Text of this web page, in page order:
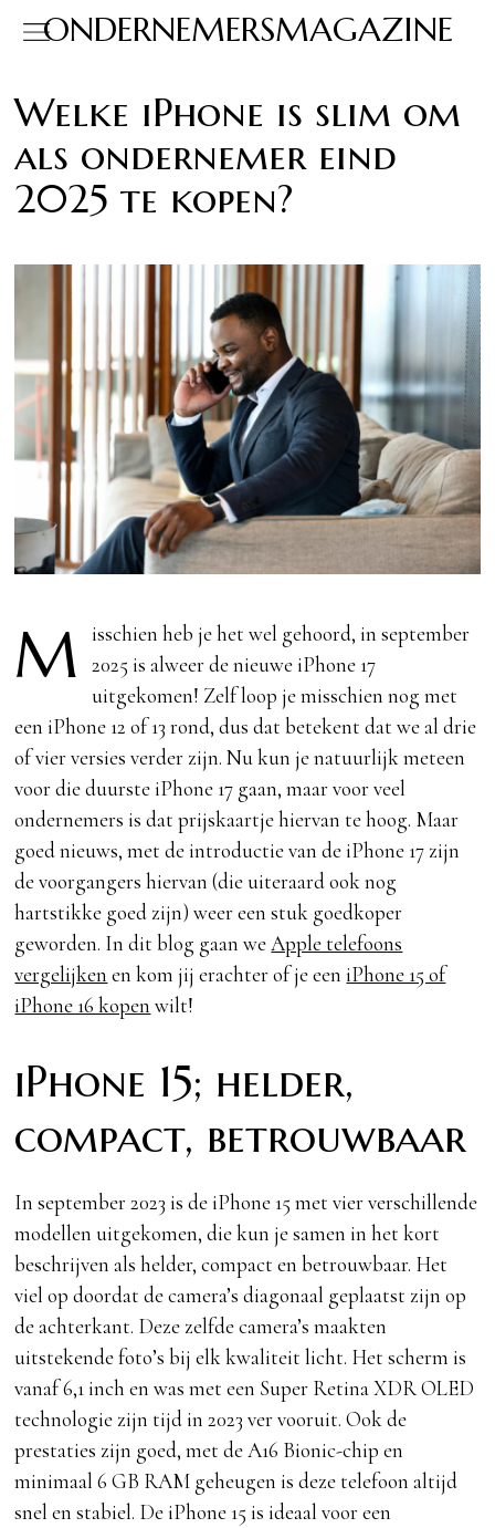
ONDERNEMERSMAGAZINE
Welke iPhone is slim om
als ondernemer eind
2025 te kopen?
M
isschien heb je het wel gehoord, in september
2025 is alweer de nieuwe iPhone 17
uitgekomen! Zelf loop je misschien nog met
een iPhone 12 of 13 rond, dus dat betekent dat we al drie
of vier versies verder zijn. Nu kun je natuurlijk meteen
voor die duurste iPhone 17 gaan, maar voor veel
ondernemers is dat prijskaartje hiervan te hoog. Maar
goed nieuws, met de introductie van de iPhone 17 zijn
de voorgangers hiervan (die uiteraard ook nog
hartstikke goed zijn) weer een stuk goedkoper
geworden. In dit blog gaan weApple telefoons
vergelijken en kom jij erachter of je eeniPhone 15 of
iPhone 16 kopen wilt!
iPhone 15; helder,
compact, betrouwbaar
In september 2023 is de iPhone 15 met vier verschillende
modellen uitgekomen, die kun je samen in het kort
beschrijven als helder, compact en betrouwbaar. Het
viel op doordat de camera’s diagonaal geplaatst zijn op
de achterkant. Deze zelfde camera’s maakten
uitstekende foto’s bij elk kwaliteit licht. Het scherm is
vanaf 6,1 inch en was met een Super Retina XDR OLED
technologie zijn tijd in 2023 ver vooruit. Ook de
prestaties zijn goed, met de A16 Bionic-chip en
minimaal 6 GB RAM geheugen is deze telefoon altijd
snel en stabiel. De iPhone 15 is ideaal voor een